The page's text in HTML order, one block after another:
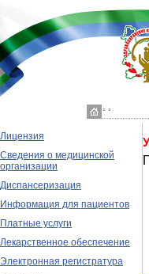
◦ ◦
Лицензия
Сведения о медицинской
организации
Диспансеризация
Информация для пациентов
Платные услуги
Лекарственное обеспечение
Электронная регистратура